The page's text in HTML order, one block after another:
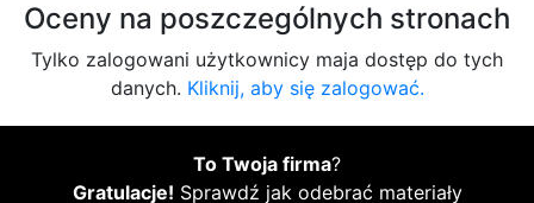
Oceny na poszczególnych stronach
Tylko zalogowani użytkownicy maja dostęp do tych
danych. Kliknij, aby się zalogować.
To Twoja firma?
Gratulacje! Sprawdź jak odebrać materiały